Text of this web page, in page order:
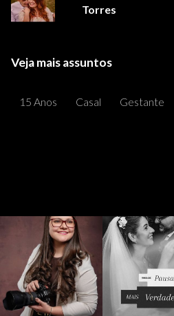
Torres
Veja mais assuntos
15 Anos Casal Gestante